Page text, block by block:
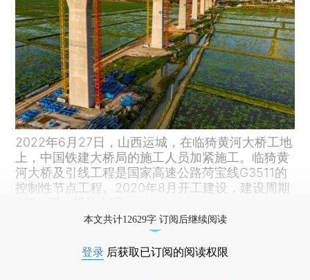
2022年6月27日，山西运城，在临猗黄河大桥工地
上，中国铁建大桥局的施工人员加紧施工。临猗黄
河大桥及引线工程是国家高速公路菏宝线G3511的
控制性节点工程。2020年8月开工建设，建设周期
本文共计12629字 订阅后继续阅读
登录 后获取已订阅的阅读权限